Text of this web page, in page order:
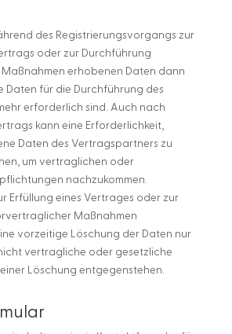
des Registrierungsvorgangs zur
oder zur Durchführung
erhobenen Daten dann
Daten für die Durchführung des
erforderlich sind. Auch nach
kann eine Erforderlichkeit,
Daten des Vertragspartners zu
um vertraglichen oder
nachzukommen.
Erfüllung eines Vertrages oder zur
Maßnahmen
vorzeitige Löschung der Daten nur
vertragliche oder gesetzliche
Löschung entgegenstehen.